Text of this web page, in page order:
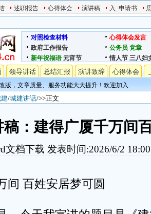
述职报告 心得体会 演讲稿 入_申请书
对照检查材料
心得体会发言
政府工作报告
公务员 党章
新年祝福语 元宵节 情人节 三八妇
领导讲话 总结汇报 演讲致辞 心得体会
版，文章质量、服务功能大大提升！欢迎加入
/城建讲话/>>正文
：建得广厦千万间
文档下载 发表时间:2026/6/2
间 百姓安居梦可圆